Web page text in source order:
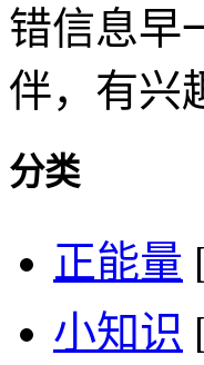
错信息早
伴，有兴
分类
正能量
小知识